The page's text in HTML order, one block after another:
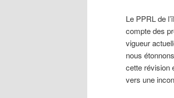
Le PPRL de
compte des
vigueur
nous
cette révision
vers une